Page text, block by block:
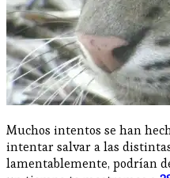
Muchos intentos se han
intentar salvar a las
lamentablemente, podrían